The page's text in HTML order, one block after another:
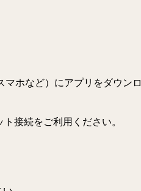
ホなど）にアプリをダウンロ
接続をご利用ください。